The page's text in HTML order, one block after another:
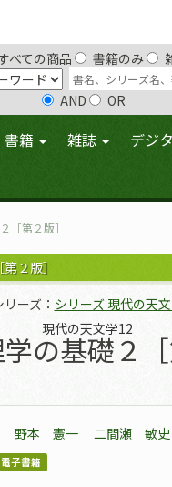
べての商品 書籍のみ
AND OR
書籍 雑誌 デジ
［第２版］
２版］
リーズ： シリーズ 現代の天
現代の天文学12
の基礎２
野本 憲一 二間瀬 敏史
電子書籍